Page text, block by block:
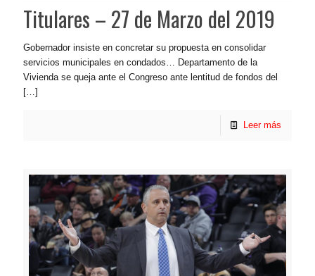
Titulares – 27 de Marzo del 2019
Gobernador insiste en concretar su propuesta en consolidar
servicios municipales en condados… Departamento de la
Vivienda se queja ante el Congreso ante lentitud de fondos del
[…]
Leer más